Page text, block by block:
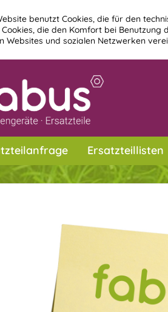
benutzt Cookies, die für den
die den Komfort bei
Websites und sozialen Netzwerken
Ersatzteillisten